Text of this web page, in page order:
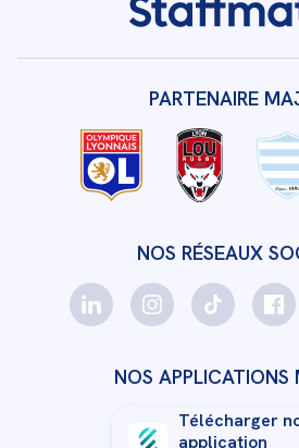
NOS RÉSEAUX
PARTENAIRE
NOS APPLICATIONS
Télécharger
application